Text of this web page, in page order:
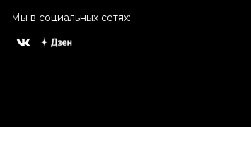
Мы в социальных сетях: